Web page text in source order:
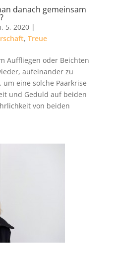
danach gemeinsam
5, 2020|
, Treue
Auffliegen oder Beichten
aufeinander zu
eine solche Paarkrise
und Geduld auf beiden
von beiden